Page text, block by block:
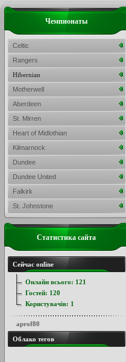
Чемпионаты
Celtic
Rangers
Hibernian
Motherwell
Aberdeen
St. Mirren
Heart of Midlothian
Kilmarnock
Dundee
Dundee United
Falkirk
St. Johnstone
Статистика сайта
Сейчас online
Онлайн всього: 121
Гостей: 120
Користувачів: 1
aprof80
Облако тегов